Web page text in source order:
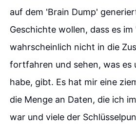
auf dem 'Brain Dump'
Geschichte wollen, dass es
wahrscheinlich nicht in die
fortfahren und sehen, was es
habe, gibt. Es hat mir eine
die Menge an Daten, die ich
war und viele der